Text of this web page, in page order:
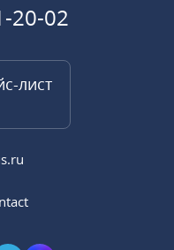
20-02
лист